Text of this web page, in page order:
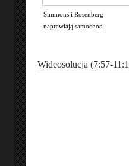
Simmons i Rosenberg
naprawiają samochód
Wideosolucja (7:57-